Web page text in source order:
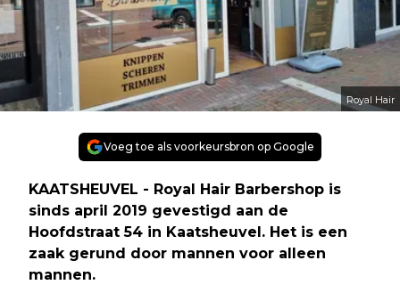
Royal Hair
Voeg toe als voorkeursbron op Google
KAATSHEUVEL - Royal Hair Barbershop is
sinds april 2019 gevestigd aan de
Hoofdstraat 54 in Kaatsheuvel. Het is een
zaak gerund door mannen voor alleen
mannen.